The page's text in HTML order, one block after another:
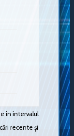
în intervalul
recente și